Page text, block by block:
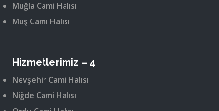
Muğla Cami Halısı
Muş Cami Halısı
Hizmetlerimiz – 4
Nevşehir Cami Halısı
Niğde Cami Halısı